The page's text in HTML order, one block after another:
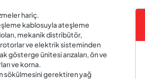
hariç.
kablosuyla ateşleme
mekanik distribütör,
ve elektrik sisteminden
gösterge ünitesi arızaları, ön ve
ve korna.
sökülmesini gerektiren yağ